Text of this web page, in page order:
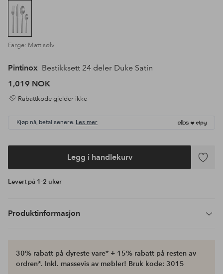
Farge: Matt sølv
Pintinox Bestikksett 24 deler Duke Satin
1,019 NOK
Rabattkode gjelder ikke
Kjøp nå, betal senere. Les mer
Legg i handlekurv
Legg
Levert på 1-2 uker
Produktinformasjon
30% rabatt på dyreste vare* + 15% rabatt på resten av
ordren*. Inkl. massevis av møbler! Bruk kode: 3015